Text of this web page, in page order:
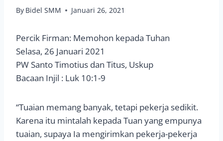
By Bidel SMM Januari 26, 2021
Percik Firman: Memohon kepada Tuhan
Selasa, 26 Januari 2021
PW Santo Timotius dan Titus, Uskup
Bacaan Injil : Luk 10:1-9
“Tuaian memang banyak, tetapi pekerja sedikit.
Karena itu mintalah kepada Tuan yang empunya
tuaian, supaya Ia mengirimkan pekerja-pekerja